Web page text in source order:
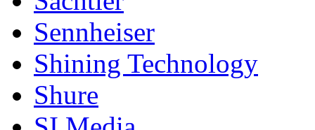
Sennheiser
Shining Technology
Shure